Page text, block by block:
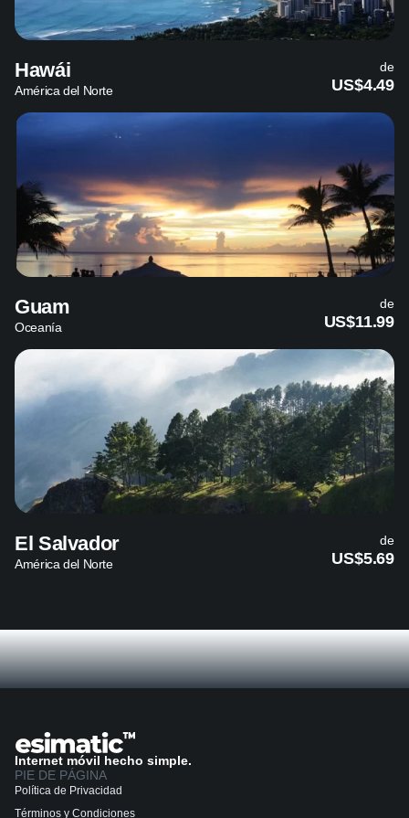
Hawái
América del Norte
de
US$4.49
Guam
Oceanía
de
US$11.99
El Salvador
América del Norte
de
US$5.69
Internet móvil hecho simple.
PIE DE PÁGINA
Política de Privacidad
Términos y Condiciones